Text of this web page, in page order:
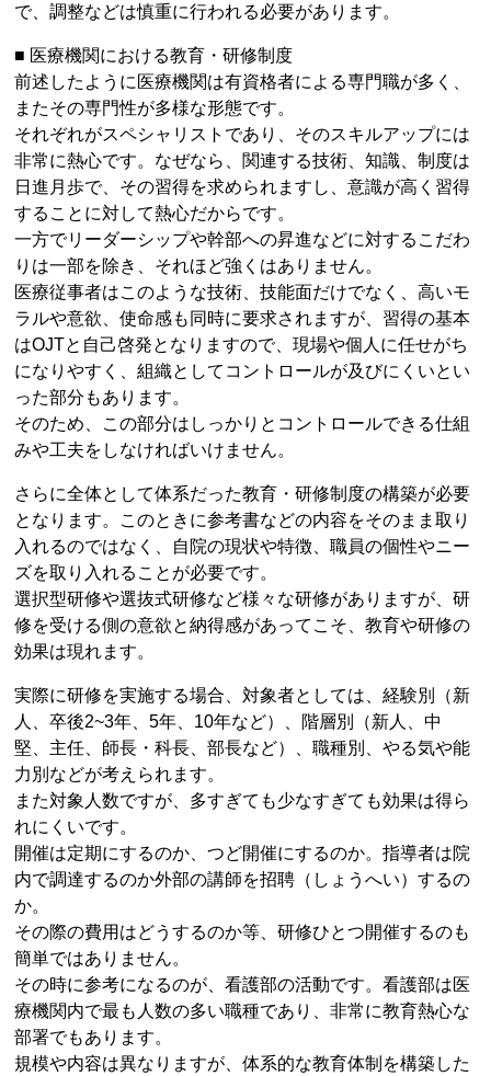
で、調整などは慎重に行われる必要があります。
■ 医療機関における教育・研修制度
前述したように医療機関は有資格者による専門職が多く、
またその専門性が多様な形態です。
それぞれがスペシャリストであり、そのスキルアップには
非常に熱心です。なぜなら、関連する技術、知識、制度は
日進月歩で、その習得を求められますし、意識が高く習得
することに対して熱心だからです。
一方でリーダーシップや幹部への昇進などに対するこだわ
りは一部を除き、それほど強くはありません。
医療従事者はこのような技術、技能面だけでなく、高いモ
ラルや意欲、使命感も同時に要求されますが、習得の基本
はOJTと自己啓発となりますので、現場や個人に任せがち
になりやすく、組織としてコントロールが及びにくいとい
った部分もあります。
そのため、この部分はしっかりとコントロールできる仕組
みや工夫をしなければいけません。
さらに全体として体系だった教育・研修制度の構築が必要
となります。このときに参考書などの内容をそのまま取り
入れるのではなく、自院の現状や特徴、職員の個性やニー
ズを取り入れることが必要です。
選択型研修や選抜式研修など様々な研修がありますが、研
修を受ける側の意欲と納得感があってこそ、教育や研修の
効果は現れます。
実際に研修を実施する場合、対象者としては、経験別（新
人、卒後2~3年、5年、10年など）、階層別（新人、中
堅、主任、師長・科長、部長など）、職種別、やる気や能
力別などが考えられます。
また対象人数ですが、多すぎても少なすぎても効果は得ら
れにくいです。
開催は定期にするのか、つど開催にするのか。指導者は院
内で調達するのか外部の講師を招聘（しょうへい）するの
か。
その際の費用はどうするのか等、研修ひとつ開催するのも
簡単ではありません。
その時に参考になるのが、看護部の活動です。看護部は医
療機関内で最も人数の多い職種であり、非常に教育熱心な
部署でもあります。
規模や内容は異なりますが、体系的な教育体制を構築した